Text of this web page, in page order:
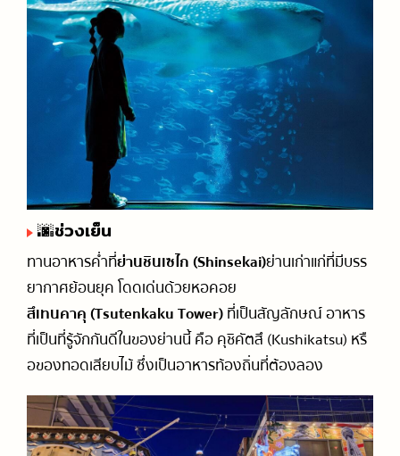
🌆ช่วงเย็น
ทานอาหารค่ำที่ย่านชินเซไก (Shinsekai)ย่านเก่าแก่ที่มีบรร
ยากาศย้อนยุค โดดเด่นด้วยหอคอย
สึเทนคาคุ (Tsutenkaku Tower)ที่เป็นสัญลักษณ์ อาหาร
ที่เป็นที่รู้จักกันดีในของย่านนี้ คือ คุชิคัตสึ (Kushikatsu) หรื
อของทอดเสียบไม้ ซึ่งเป็นอาหารท้องถิ่นที่ต้องลอง